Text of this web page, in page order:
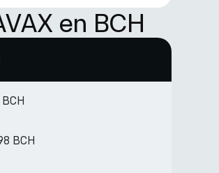
en BCH
BCH